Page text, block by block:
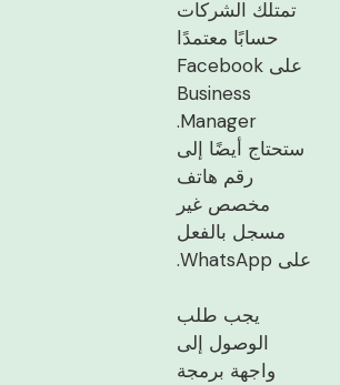
تمتلك الشركات
حسابًا معتمدًا
على Facebook
Business
Manager.
ستحتاج أيضًا إلى
رقم هاتف
مخصص غير
مسجل بالفعل
على WhatsApp.
يجب طلب
الوصول إلى
واجهة برمجة